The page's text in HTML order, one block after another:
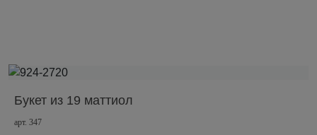
Букет из 19 маттиол
арт. 347